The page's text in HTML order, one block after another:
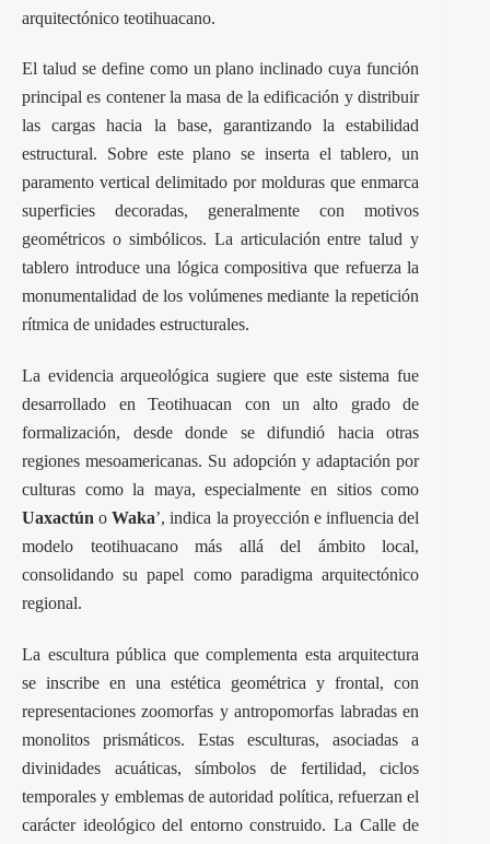
arquitectónico teotihuacano.
El talud se define como un plano inclinado cuya función
principal es contener la masa de la edificación y distribuir
las cargas hacia la base, garantizando la estabilidad
estructural. Sobre este plano se inserta el tablero, un
paramento vertical delimitado por molduras que enmarca
superficies decoradas, generalmente con motivos
geométricos o simbólicos. La articulación entre talud y
tablero introduce una lógica compositiva que refuerza la
monumentalidad de los volúmenes mediante la repetición
rítmica de unidades estructurales.
La evidencia arqueológica sugiere que este sistema fue
desarrollado en Teotihuacan con un alto grado de
formalización, desde donde se difundió hacia otras
regiones mesoamericanas. Su adopción y adaptación por
culturas como la maya, especialmente en sitios como
Uaxactún oWaka’, indica la proyección e influencia del
modelo teotihuacano más allá del ámbito local,
consolidando su papel como paradigma arquitectónico
regional.
La escultura pública que complementa esta arquitectura
se inscribe en una estética geométrica y frontal, con
representaciones zoomorfas y antropomorfas labradas en
monolitos prismáticos. Estas esculturas, asociadas a
divinidades acuáticas, símbolos de fertilidad, ciclos
temporales y emblemas de autoridad política, refuerzan el
carácter ideológico del entorno construido. La Calle de